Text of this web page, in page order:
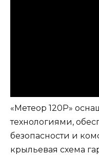
«Метеор 120Р»
технологиями,
безопасности и
крыльевая схема